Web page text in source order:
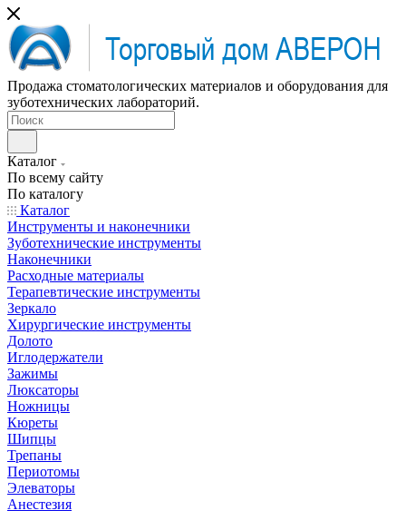
Продажа стоматологических материалов и оборудования для
зуботехнических лабораторий.
Каталог
По всему сайту
По каталогу
Каталог
Инструменты и наконечники
Зуботехнические инструменты
Наконечники
Расходные материалы
Терапевтические инструменты
Зеркало
Хирургические инструменты
Долото
Иглодержатели
Зажимы
Люксаторы
Ножницы
Кюреты
Шипцы
Трепаны
Периотомы
Элеваторы
Анестезия